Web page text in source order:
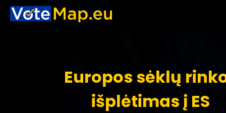
Europos sėklų
išplėtimas į ES